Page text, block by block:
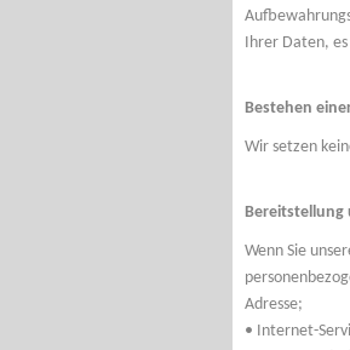
Ihrer Daten,
Bestehen
Wir setzen
Bereitstellung
Wenn Sie
Adresse;
• Internet-